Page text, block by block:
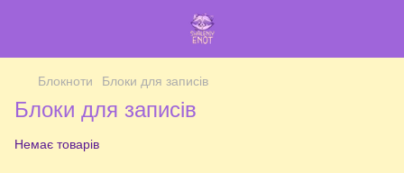
Блокноти Блоки для записів
Блоки для записів
Немає товарів